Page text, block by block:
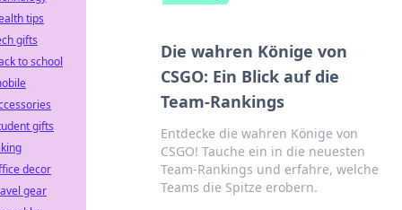
Die wahren Könige von
CSGO: Ein Blick auf die
Team-Rankings
Entdecke die wahren Könige von
CSGO! Tauche ein in die neuesten
Team-Rankings und erfahre, welche
Teams die Spitze erobern.
tips
gifts
to school
gifts
decor
gear